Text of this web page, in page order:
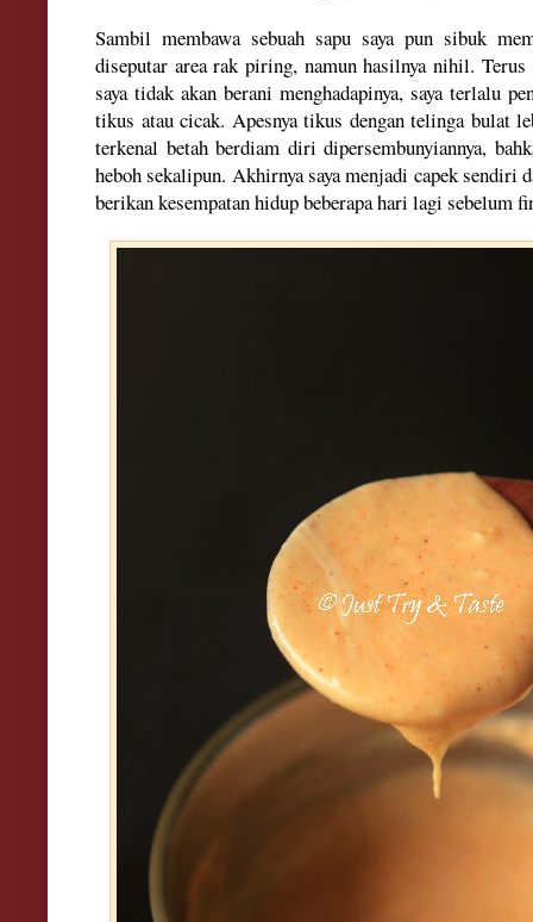
Sambil membawa sebuah sapu saya pun sibuk me
diseputar area rak piring, namun hasilnya nihil.
saya tidak akan berani menghadapinya, saya terlalu
tikus atau cicak. Apesnya tikus dengantelinga bulat
terkenal betah berdiam diri dipersembunyiannya,
heboh sekalipun. Akhirnya saya menjadi capek sendiri
berikan kesempatanhidupbeberapahari lagi sebelum